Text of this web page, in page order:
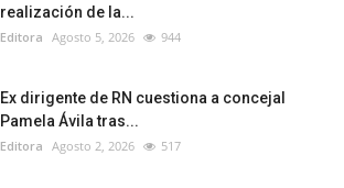
realización de la...
Editora Agosto 5, 2026 944
Ex dirigente de RN cuestiona a concejal
Pamela Ávila tras...
Editora Agosto 2, 2026 517